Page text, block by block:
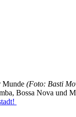
Munde (Foto: Basti
Bossa Nova